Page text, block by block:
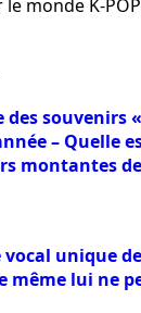
monde K-
des souvenirs
– Quelle
montantes
vocal unique
même lui ne